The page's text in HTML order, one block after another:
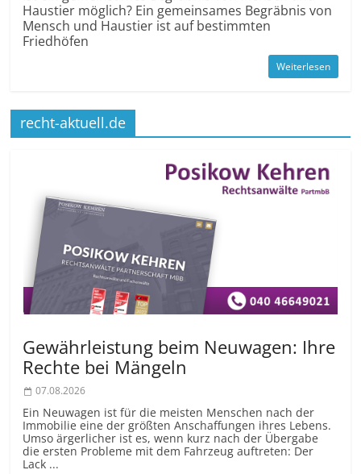
Haustier möglich? Ein gemeinsames Begräbnis von
Mensch und Haustier ist auf bestimmten
Friedhöfen
Weiterlesen
recht-aktuell.de
Gewährleistung beim Neuwagen: Ihre
Rechte bei Mängeln
07.08.2026
Ein Neuwagen ist für die meisten Menschen nach der
Immobilie eine der größten Anschaffungen ihres Lebens.
Umso ärgerlicher ist es, wenn kurz nach der Übergabe
die ersten Probleme mit dem Fahrzeug auftreten: Der
Lack ...